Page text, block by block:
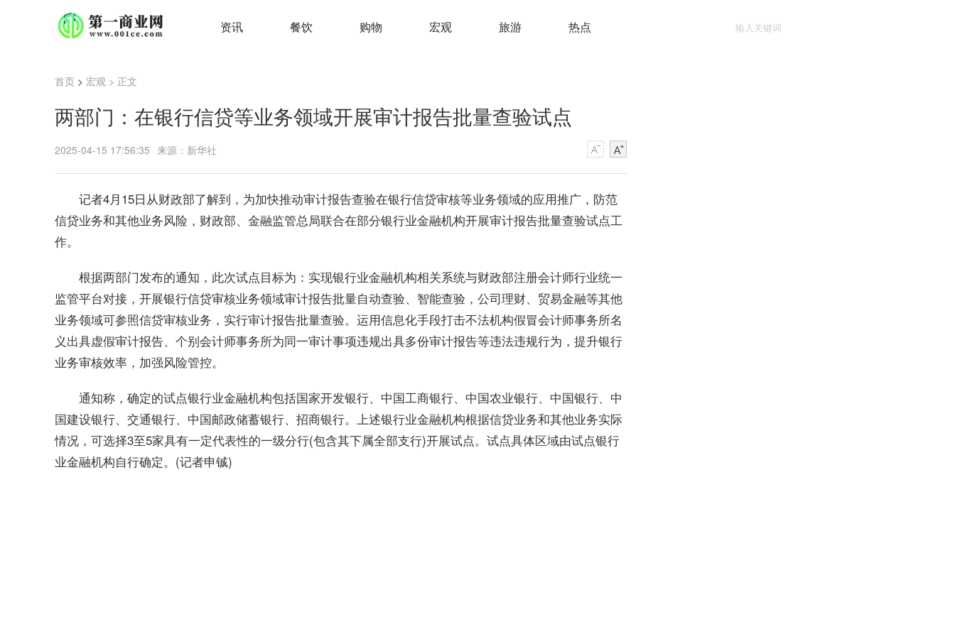
资讯 餐饮 购物 宏观 旅游 热点
首页 > 宏观 > 正文
两部门：在银行信贷等业务领域开展审计报告批量查验试点
2025-04-15 17:56:35 来源：新华社
记者4月15日从财政部了解到，为加快推动审计报告查验在银行信贷审核等业务领域的应用推广，防范
信贷业务和其他业务风险，财政部、金融监管总局联合在部分银行业金融机构开展审计报告批量查验试点工
作。
根据两部门发布的通知，此次试点目标为：实现银行业金融机构相关系统与财政部注册会计师行业统一
监管平台对接，开展银行信贷审核业务领域审计报告批量自动查验、智能查验，公司理财、贸易金融等其他
业务领域可参照信贷审核业务，实行审计报告批量查验。运用信息化手段打击不法机构假冒会计师事务所名
义出具虚假审计报告、个别会计师事务所为同一审计事项违规出具多份审计报告等违法违规行为，提升银行
业务审核效率，加强风险管控。
通知称，确定的试点银行业金融机构包括国家开发银行、中国工商银行、中国农业银行、中国银行、中
国建设银行、交通银行、中国邮政储蓄银行、招商银行。上述银行业金融机构根据信贷业务和其他业务实际
情况，可选择3至5家具有一定代表性的一级分行(包含其下属全部支行)开展试点。试点具体区域由试点银行
业金融机构自行确定。(记者申铖)